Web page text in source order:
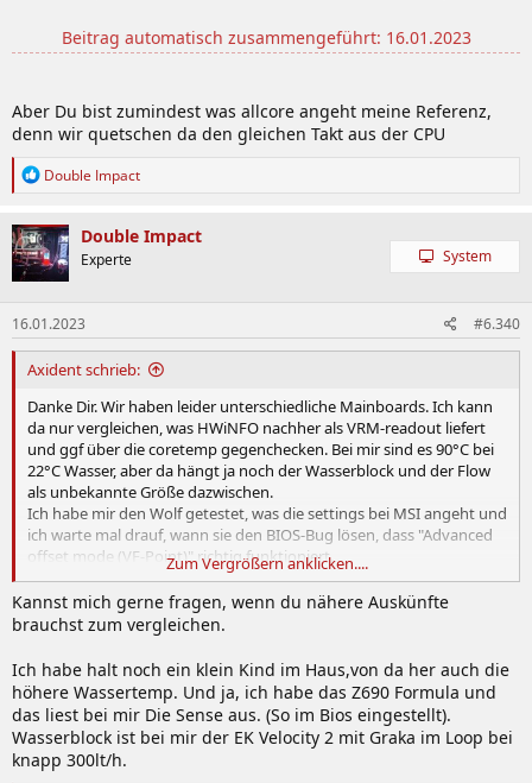
Beitrag automatisch zusammengeführt: 16.01.2023
Aber Du bist zumindest was allcore angeht meine Referenz,
denn wir quetschen da den gleichen Takt aus der CPU
R
k
t
i
o
n
e
n
:
Double Impact
Double Impact
Experte System
16.01.2023 #6.340
Axident schrieb:
Danke Dir. Wir haben leider unterschiedliche Mainboards. Ich kann
da nur vergleichen, was HWiNFO nachher als VRM-readout liefert
und ggf über die coretemp gegenchecken. Bei mir sind es 90°C bei
22°C Wasser, aber da hängt ja noch der Wasserblock und der Flow
als unbekannte Größe dazwischen.
Ich habe mir den Wolf getestet, was die settings bei MSI angeht und
ich warte mal drauf, wann sie den BIOS-Bug lösen, dass "Advanced
offset mode (VF-Point)" richtig funktioniert.
Vorher kann ich mit der Spannung unter allcore nicht tiefer gehen,
obwohl das bis -0,1V möglich wäre, weil mir dann die 6GHz-Kerne
abkacken. Ich habe im laufenden Betrieb in ganz seltenen Spitzen
nur 1,408V vcore. Das ist erstmal okay.
Beitrag automatisch zusammengeführt:16.01.2023
Aber Du bist zumindest was allcore angeht meine Referenz, denn
Zum Vergrößern anklicken....
Kannst mich gerne fragen, wenn du nähere Auskünfte
brauchst zum vergleichen.
Ich habe halt noch ein klein Kind im Haus,von da her auch die
höhere Wassertemp. Und ja, ich habe das Z690 Formula und
das liest bei mir Die Sense aus. (So im Bios eingestellt).
Wasserblock ist bei mir der EK Velocity 2 mit Graka im Loop bei
knapp 300lt/h.